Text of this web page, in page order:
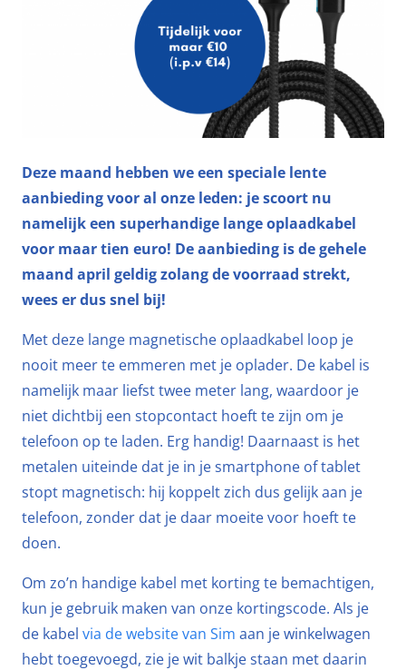
Deze maand hebben we een speciale lente
aanbieding voor al onze leden: je scoort nu
namelijk een superhandige lange oplaadkabel
voor maar tien euro! De aanbieding is de gehele
maand april geldig zolang de voorraad strekt,
wees er dus snel bij!
Met deze lange magnetische oplaadkabel loop je
nooit meer te emmeren met je oplader. De kabel is
namelijk maar liefst twee meter lang, waardoor je
niet dichtbij een stopcontact hoeft te zijn om je
telefoon op te laden. Erg handig! Daarnaast is het
metalen uiteinde dat je in je smartphone of tablet
stopt magnetisch: hij koppelt zich dus gelijk aan je
telefoon, zonder dat je daar moeite voor hoeft te
doen.
Om zo’n handige kabel met korting te bemachtigen,
kun je gebruik maken van onze kortingscode. Als je
de kabel via de website van Sim aan je winkelwagen
hebt toegevoegd, zie je wit balkje staan met daarin